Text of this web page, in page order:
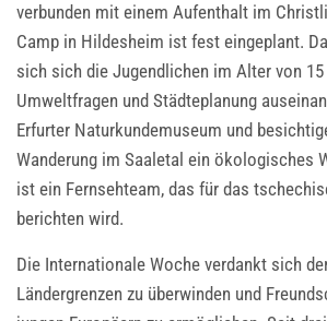
verbunden mit einem Aufenthalt im
Camp in Hildesheim ist fest eingeplant.
sich sich die Jugendlichen im Alter von
Umweltfragen und Städteplanung
Erfurter Naturkundemuseum und
Wanderung im Saaletal ein ökologisches
ist ein Fernsehteam, das für das
berichten wird.
Die Internationale Woche verdankt sich
Ländergrenzen zu überwinden und